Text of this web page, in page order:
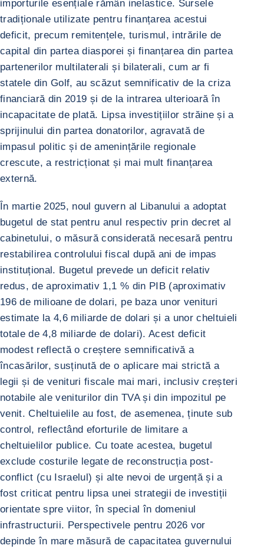
importurile esențiale rămân inelastice. Sursele
tradiționale utilizate pentru finanțarea acestui
deficit, precum remitențele, turismul, intrările de
capital din partea diasporei și finanțarea din partea
partenerilor multilaterali și bilaterali, cum ar fi
statele din Golf, au scăzut semnificativ de la criza
financiară din 2019 și de la intrarea ulterioară în
incapacitate de plată. Lipsa investițiilor străine și a
sprijinului din partea donatorilor, agravată de
impasul politic și de amenințările regionale
crescute, a restricționat și mai mult finanțarea
externă.
În martie 2025, noul guvern al Libanului a adoptat
bugetul de stat pentru anul respectiv prin decret al
cabinetului, o măsură considerată necesară pentru
restabilirea controlului fiscal după ani de impas
instituțional. Bugetul prevede un deficit relativ
redus, de aproximativ 1,1 % din PIB (aproximativ
196 de milioane de dolari, pe baza unor venituri
estimate la 4,6 miliarde de dolari și a unor cheltuieli
totale de 4,8 miliarde de dolari). Acest deficit
modest reflectă o creștere semnificativă a
încasărilor, susținută de o aplicare mai strictă a
legii și de venituri fiscale mai mari, inclusiv creșteri
notabile ale veniturilor din TVA și din impozitul pe
venit. Cheltuielile au fost, de asemenea, ținute sub
control, reflectând eforturile de limitare a
cheltuielilor publice. Cu toate acestea, bugetul
exclude costurile legate de reconstrucția post-
conflict (cu Israelul) și alte nevoi de urgență și a
fost criticat pentru lipsa unei strategii de investiții
orientate spre viitor, în special în domeniul
infrastructurii. Perspectivele pentru 2026 vor
depinde în mare măsură de capacitatea guvernului